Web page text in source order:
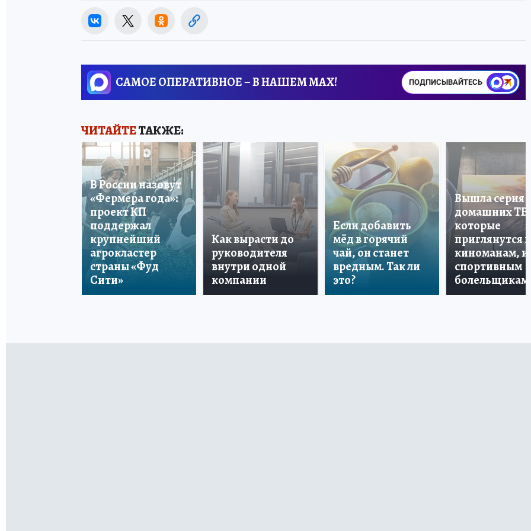
САМОЕ ОПЕРАТИВНОЕ – В НАШЕМ MAX! ПОДПИСЫВАЙТЕСЬ
ЧИТАЙТЕТАКЖЕ:
В России назовут
«Фермера года»:
проект КП
поддержал
крупнейший
агрокластер
страны «Фуд
Сити»
Как вырасти до
руководителя
внутри одной
компании
Если добавить
мёд в горячий
чай, он станет
вредным. Так ли
это?
Вышла серия
домашних ТВ,
которые
приглянутся и
киноманам, и
спортивным
болельщикам